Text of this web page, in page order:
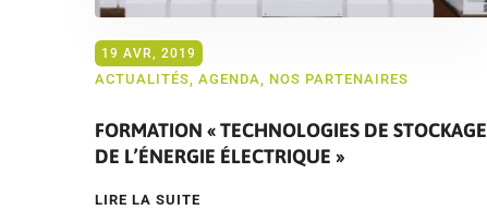
19 AVR, 2019
ACTUALITÉS, AGENDA, NOS PARTENAIRES
FORMATION « TECHNOLOGIES DE STOCKAGE
DE L’ÉNERGIE ÉLECTRIQUE »
LIRE LA SUITE